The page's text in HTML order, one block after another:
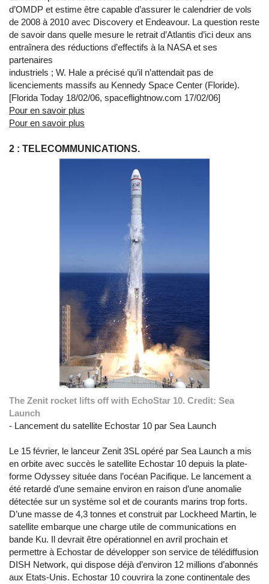
d’OMDP et estime être capable d’assurer le calendrier de vols
de 2008 à 2010 avec Discovery et Endeavour. La question reste
de savoir dans quelle mesure le retrait d’Atlantis d’ici deux ans
entraînera des réductions d’effectifs à la NASA et ses
partenaires
industriels ; W. Hale a précisé qu’il n’attendait pas de
licenciements massifs au Kennedy Space Center (Floride).
[Florida Today 18/02/06, spaceflightnow.com 17/02/06]
Pour en savoir plus
Pour en savoir plus
2 : TELECOMMUNICATIONS.
The Zenit rocket lifts off with EchoStar 10. Credit: Sea
Launch
- Lancement du satellite Echostar 10 par Sea Launch
Le 15 février, le lanceur Zenit 3SL opéré par Sea Launch a mis
en orbite avec succès le satellite Echostar 10 depuis la plate-
forme Odyssey située dans l’océan Pacifique. Le lancement a
été retardé d’une semaine environ en raison d’une anomalie
détectée sur un système sol et de courants marins trop forts.
D’une masse de 4,3 tonnes et construit par Lockheed Martin, le
satellite embarque une charge utile de communications en
bande Ku. Il devrait être opérationnel en avril prochain et
permettre à Echostar de développer son service de télédiffusion
DISH Network, qui dispose déjà d’environ 12 millions d’abonnés
aux Etats-Unis. Echostar 10 couvrira la zone continentale des